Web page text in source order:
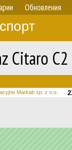
Обновления
Citaro
Markab sp. z o.o.